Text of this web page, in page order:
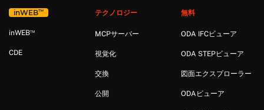
inWEB™
inWEB™
CDE
テクノロジー
MCPサーバー
視覚化
交換
公開
無料
ODA IFCビューア
ODA STEPビューア
図面エクスプローラー
ODAビューア